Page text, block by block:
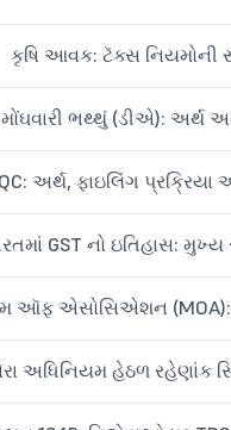
કૃષિ આવક: ટૅક્સ નિયમોની
મોંઘવારી ભથ્થું (ડીએ): અર્થ
અર્થ, ફાઇલિંગ
GST નો ઇતિહાસ: મુખ્ય
ઑફ એસોસિએશન
અધિનિયમ હેઠળ રહેણાંક